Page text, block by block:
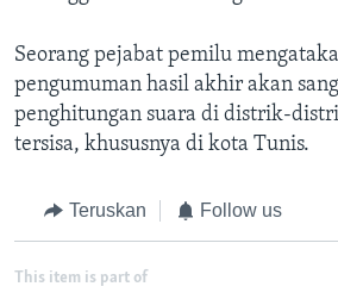
Seorang pejabat pemilu
pengumuman hasil akhir akan
penghitungan suara di distrik-
tersisa, khususnya di kota Tunis.
Teruskan Follow us
This item is part of